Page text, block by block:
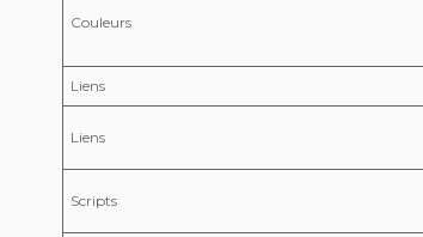
Couleurs
Liens
Liens
Scripts